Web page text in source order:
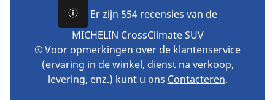
Er zijn 554 recensies van de
MICHELIN CrossClimate SUV
Voor opmerkingen over de klantenservice
(ervaring in de winkel, dienst na verkoop,
levering, enz.) kunt u ons Contacteren.